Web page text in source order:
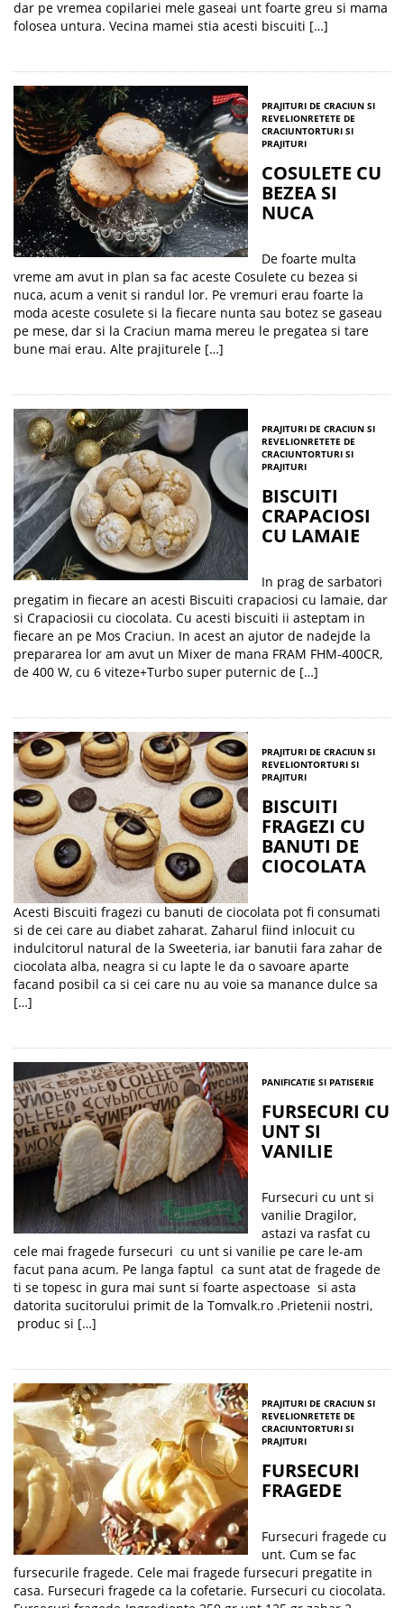
dar pe vremea copilariei mele gaseai unt foarte greu si mama
folosea untura. Vecina mamei stia acesti biscuiti […]
PRAJITURI DE CRACIUN SI
REVELIONRETETE DE
CRACIUNTORTURI SI
PRAJITURI
COSULETE CU
BEZEA SI
NUCA
De foarte multa
vreme am avut in plan sa fac aceste Cosulete cu bezea si
nuca, acum a venit si randul lor. Pe vremuri erau foarte la
moda aceste cosulete si la fiecare nunta sau botez se gaseau
pe mese, dar si la Craciun mama mereu le pregatea si tare
bune mai erau. Alte prajiturele […]
PRAJITURI DE CRACIUN SI
REVELIONRETETE DE
CRACIUNTORTURI SI
PRAJITURI
BISCUITI
CRAPACIOSI
CU LAMAIE
In prag de sarbatori
pregatim in fiecare an acesti Biscuiti crapaciosi cu lamaie, dar
si Crapaciosii cu ciocolata. Cu acesti biscuiti ii asteptam in
fiecare an pe Mos Craciun. In acest an ajutor de nadejde la
prepararea lor am avut un Mixer de mana FRAM FHM-400CR,
de 400 W, cu 6 viteze+Turbo super puternic de […]
PRAJITURI DE CRACIUN SI
REVELIONTORTURI SI
PRAJITURI
BISCUITI
FRAGEZI CU
BANUTI DE
CIOCOLATA
Acesti Biscuiti fragezi cu banuti de ciocolata pot fi consumati
si de cei care au diabet zaharat. Zaharul fiind inlocuit cu
indulcitorul natural de la Sweeteria, iar banutii fara zahar de
ciocolata alba, neagra si cu lapte le da o savoare aparte
facand posibil ca si cei care nu au voie sa manance dulce sa
[…]
PANIFICATIE SI PATISERIE
FURSECURI CU
UNT SI
VANILIE
Fursecuri cu unt si
vanilie Dragilor,
astazi va rasfat cu
cele mai fragede fursecuri cu unt si vanilie pe care le-am
facut pana acum. Pe langa faptul ca sunt atat de fragede de
ti se topesc in gura mai sunt si foarte aspectoase si asta
datorita sucitorului primit de la Tomvalk.ro .Prietenii nostri,
produc si […]
PRAJITURI DE CRACIUN SI
REVELIONRETETE DE
CRACIUNTORTURI SI
PRAJITURI
FURSECURI
FRAGEDE
Fursecuri fragede cu
unt. Cum se fac
fursecurile fragede. Cele mai fragede fursecuri pregatite in
casa. Fursecuri fragede ca la cofetarie. Fursecuri cu ciocolata.